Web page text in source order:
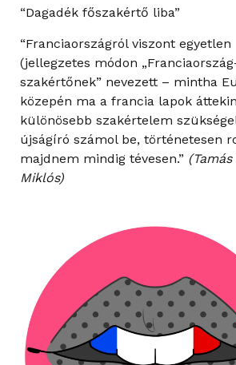
“Dagadék főszakértő liba”
“Franciaországról viszont egyetlen
(jellegzetes módon
szakértőnek” nevezett – mintha
közepén ma a francia lapok
különösebb szakértelem
újságíró számol be, történetesen
majdnem mindig tévesen.”
Miklós)